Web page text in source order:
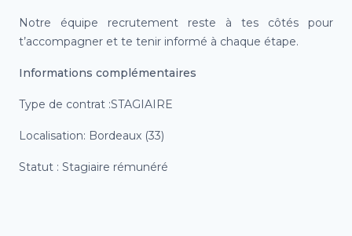
Notre équipe recrutement reste à tes côtés pour
t’accompagner et te tenir informé à chaque étape.
Informations complémentaires
Type de contrat :STAGIAIRE
Localisation: Bordeaux (33)
Statut : Stagiaire rémunéré